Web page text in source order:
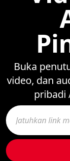
Buka
video, dan
pribadi